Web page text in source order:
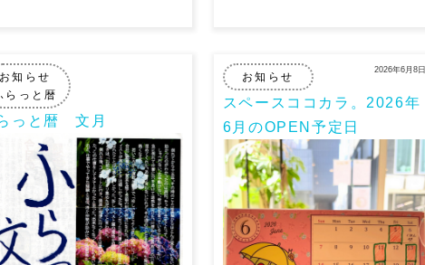
知らせ
らっと暦
っと暦 文月
お知らせ
2026年6月8日
スペースココカラ。2026年
6月のOPEN予定日